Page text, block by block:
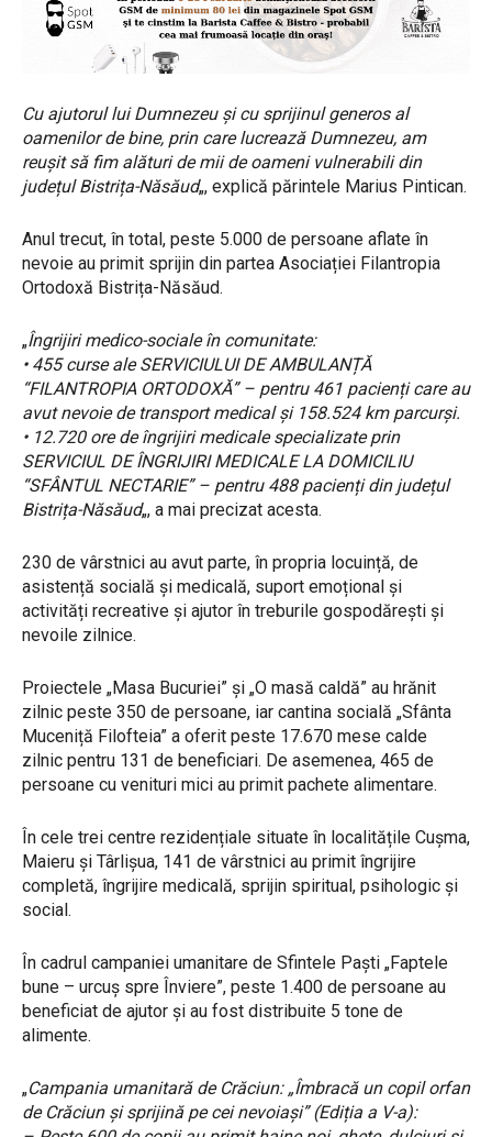
Cu ajutorul lui Dumnezeu și cu sprijinul generos al
oamenilor de bine, prin care lucrează Dumnezeu, am
reușit să fim alături de mii de oameni vulnerabili din
județul Bistrița-Năsăud„, explică părintele Marius Pintican.
Anul trecut, în total, peste 5.000 de persoane aflate în
nevoie au primit sprijin din partea Asociației Filantropia
Ortodoxă Bistrița-Năsăud.
„Îngrijiri medico-sociale în comunitate:
• 455 curse ale SERVICIULUI DE AMBULANȚĂ
“FILANTROPIA ORTODOXĂ” – pentru 461 pacienți care au
avut nevoie de transport medical și 158.524 km parcurși.
• 12.720 ore de îngrijiri medicale specializate prin
SERVICIUL DE ÎNGRIJIRI MEDICALE LA DOMICILIU
“SFÂNTUL NECTARIE” – pentru 488 pacienți din județul
Bistrița-Năsăud„, a mai precizat acesta.
230 de vârstnici au avut parte, în propria locuință, de
asistență socială și medicală, suport emoțional și
activități recreative și ajutor în treburile gospodărești și
nevoile zilnice.
Proiectele „Masa Bucuriei” și „O masă caldă” au hrănit
zilnic peste 350 de persoane, iar cantina socială „Sfânta
Muceniță Filofteia” a oferit peste 17.670 mese calde
zilnic pentru 131 de beneficiari. De asemenea, 465 de
persoane cu venituri mici au primit pachete alimentare.
În cele trei centre rezidențiale situate în localitățile Cușma,
Maieru și Târlișua, 141 de vârstnici au primit îngrijire
completă, îngrijire medicală, sprijin spiritual, psihologic și
social.
În cadrul campaniei umanitare de Sfintele Paști „Faptele
bune – urcuș spre Înviere”, peste 1.400 de persoane au
beneficiat de ajutor și au fost distribuite 5 tone de
alimente.
„Campania umanitară de Crăciun: „Îmbracă un copil orfan
de Crăciun și sprijină pe cei nevoiași” (Ediția a V-a):